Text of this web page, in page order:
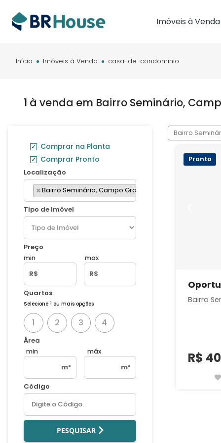
Imóveis à Venda
Início Imóveis à Venda casa-de-condominio
1 à venda em Bairro Seminário,
Comprar na Planta
Comprar Pronto
Localização
×Bairro Seminário, Campo Grande - MS
Tipo de Imóvel
Preço
min max
R$ R$
Quartos
Selecione 1 ou mais opções
1 2 3 4
Área
min máx
m² m²
Código
PESQUISAR
Bairro
Casa de Condomínio
Pronto
Bairro
R$